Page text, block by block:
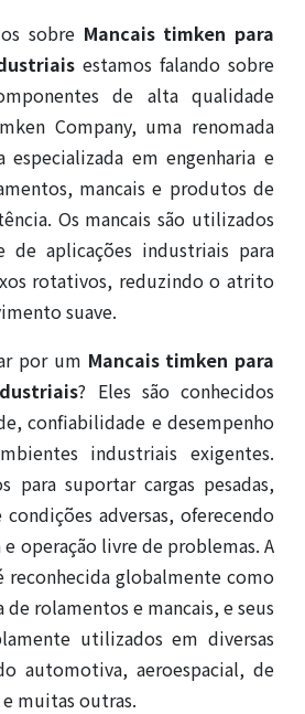
sobre Mancais timken para
estamos falando sobre
de alta qualidade
Company, uma renomada
especializada em engenharia e
mancais e produtos de
Os mancais são utilizados
de aplicações industriais para
rotativos, reduzindo o atrito
suave.
por um Mancais timken para
? Eles são conhecidos
confiabilidade e desempenho
industriais exigentes.
para suportar cargas pesadas,
adversas, oferecendo
operação livre de problemas. A
reconhecida globalmente como
rolamentos e mancais, e seus
utilizados em diversas
automotiva, aeroespacial, de
muitas outras.